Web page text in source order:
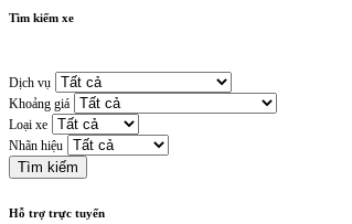
Tìm kiếm xe
Dịch vụ
Khoảng giá
Loại xe
Nhãn hiệu
Hỗ trợ trực tuyến